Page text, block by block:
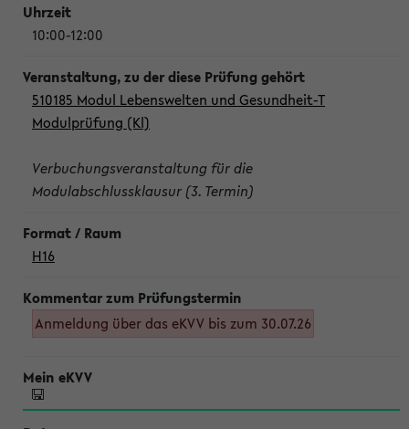
10:00-12:00
510185 Modul Lebenswelten und Gesundheit-T
Modulprüfung (Kl)
Verbuchungsveranstaltung für die
Modulabschlussklausur (3. Termin)
H16
Anmeldung über das eKVV bis zum 30.07.26